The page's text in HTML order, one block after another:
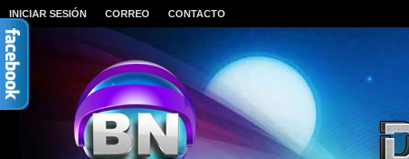
INICIAR SESIÓN CORREO CONTACTO